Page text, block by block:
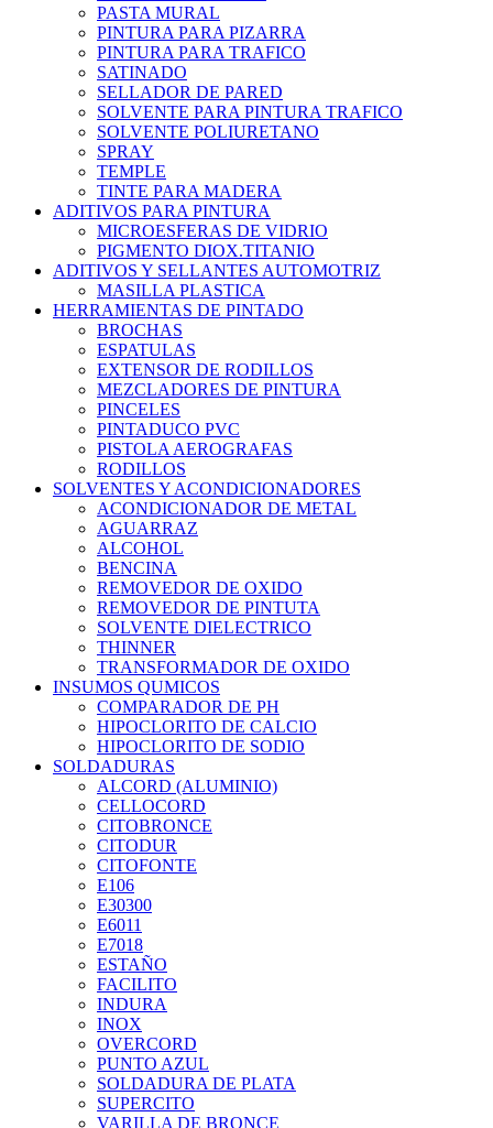
PASTA MURAL
PINTURA PARA PIZARRA
PINTURA PARA TRAFICO
SATINADO
SELLADOR DE PARED
SOLVENTE PARA PINTURA TRAFICO
SOLVENTE POLIURETANO
SPRAY
TEMPLE
TINTE PARA MADERA
ADITIVOS PARA PINTURA
MICROESFERAS DE VIDRIO
PIGMENTO DIOX.TITANIO
ADITIVOS Y SELLANTES AUTOMOTRIZ
MASILLA PLASTICA
HERRAMIENTAS DE PINTADO
BROCHAS
ESPATULAS
EXTENSOR DE RODILLOS
MEZCLADORES DE PINTURA
PINCELES
PINTADUCO PVC
PISTOLA AEROGRAFAS
RODILLOS
SOLVENTES Y ACONDICIONADORES
ACONDICIONADOR DE METAL
AGUARRAZ
ALCOHOL
BENCINA
REMOVEDOR DE OXIDO
REMOVEDOR DE PINTUTA
SOLVENTE DIELECTRICO
THINNER
TRANSFORMADOR DE OXIDO
INSUMOS QUMICOS
COMPARADOR DE PH
HIPOCLORITO DE CALCIO
HIPOCLORITO DE SODIO
SOLDADURAS
ALCORD (ALUMINIO)
CELLOCORD
CITOBRONCE
CITODUR
CITOFONTE
E106
E30300
E6011
E7018
ESTAÑO
FACILITO
INDURA
INOX
OVERCORD
PUNTO AZUL
SOLDADURA DE PLATA
SUPERCITO
VARILLA DE BRONCE